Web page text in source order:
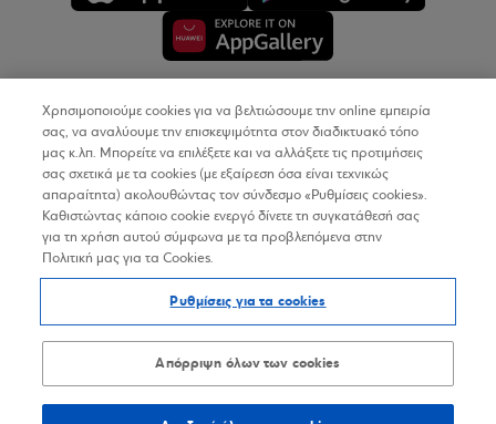
Copyright © 2026
Όροι Χρήσης
Προσωπικά Δεδομένα στον Διαδικτυακό Τόπο
Δήλωση Προσβασιμότητας
Sitemap
Χρησιμοποιούμε cookies για να βελτιώσουμε την online εμπειρία
σας, να αναλύουμε την επισκεψιμότητα στον διαδικτυακό τόπο
μας κ.λπ. Μπορείτε να επιλέξετε και να αλλάξετε τις προτιμήσεις
σας σχετικά με τα cookies (με εξαίρεση όσα είναι τεχνικώς
απαραίτητα) ακολουθώντας τον σύνδεσμο «Ρυθμίσεις cookies».
Καθιστώντας κάποιο cookie ενεργό δίνετε τη συγκατάθεσή σας
για τη χρήση αυτού σύμφωνα με τα προβλεπόμενα στην
Πολιτική μας για τα Cookies.
Ρυθμίσεις για τα cookies
Απόρριψη όλων των cookies